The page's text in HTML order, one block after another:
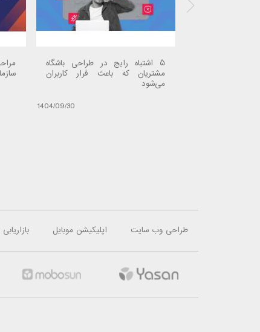
۵ اشتباه رایج در طراحی باشگاه
مشتریان که باعث فرار کاربران
می‌شود
1404/09/30
طراحی وب سایت اپلیکیشن موبایل